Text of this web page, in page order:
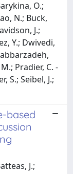
O.;
N.; Buck,
J.;
Y.; Dwivedi,
Pradier, C. -
S.; Seibel, J.;
based
J.;